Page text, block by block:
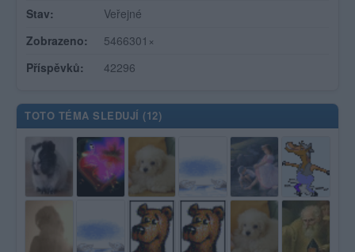
Stav:
Veřejné
Zobrazeno:
5466301×
Příspěvků:
42296
TOTO TÉMA SLEDUJÍ (12)